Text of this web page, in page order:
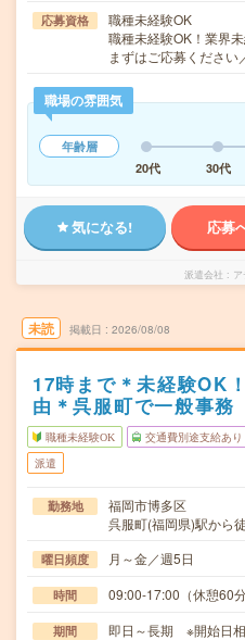
応募資格
職種未経験OK
職種未経験OK！業界
まずはご応募くださ
職場の雰囲気
年齢層
20代
30代
気になる! 応募
派遣会社
未読 掲載日 2026/08/08
17時まで＊未経験OK
由＊呉服町で一般事務
職種未経験OK 交通費別途支給あり
派遣
勤務地
福岡市博多区
呉服町(福岡県)駅から
曜日頻度 月～金／週5日
時間 09:00-17:00（休憩60
期間 即日～長期 ※開始日